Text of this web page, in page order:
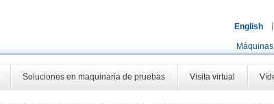
English
Soluciones en maquinaria de pruebas Visita virtual